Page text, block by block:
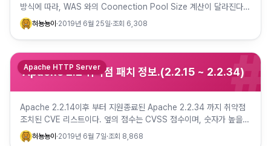
방식에 따라, WAS 와의 Coonection Pool Size 계산이 달라진다.
workers.propert…
혀뇽뇽이 ·2019년 6월 25일·조회 6,308
Apache 2.2 취약점 패치 정보.(2.2.15 ~ 2.2.34)#
Apache HTTP Server
Apache 2.2.14이후 부터 지원종료된 Apache 2.2.34 까지 취약점
조치된 CVE 리스트이다. 옆의 점수는 CVSS 점수이며, 숫자가 높을수
록 고위험 취약점이다. 1) 저위험군: 0.…
혀뇽뇽이 ·2019년 6월 7일·조회 8,868